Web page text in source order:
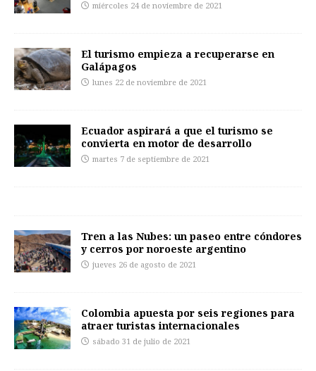
miércoles 24 de noviembre de 2021
El turismo empieza a recuperarse en
Galápagos
lunes 22 de noviembre de 2021
Ecuador aspirará a que el turismo se
convierta en motor de desarrollo
martes 7 de septiembre de 2021
Tren a las Nubes: un paseo entre cóndores
y cerros por noroeste argentino
jueves 26 de agosto de 2021
Colombia apuesta por seis regiones para
atraer turistas internacionales
sábado 31 de julio de 2021